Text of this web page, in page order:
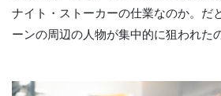
ナイト・ストーカーの仕業なのか。だ
ーンの周辺の人物が集中的に狙われた